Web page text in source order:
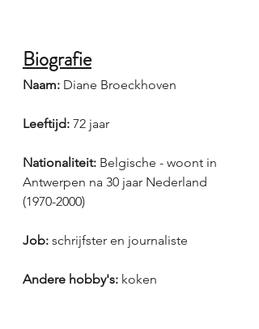
Biografie
Naam: Diane Broeckhoven
Leeftijd: 72 jaar
Nationaliteit: Belgische - woont in
Antwerpen na 30 jaar Nederland
(1970-2000)
Job: schrijfster en journaliste
Andere hobby's: koken